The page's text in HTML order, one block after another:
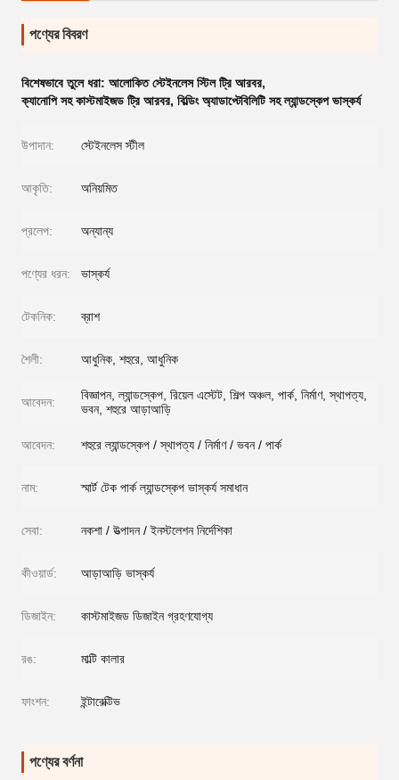
পণ্যের বিবরণ
বিশেষভাবে তুলে ধরা: আলোকিত স্টেইনলেস স্টিল ট্রি আরবর,
ক্যানোপি সহ কাস্টমাইজড ট্রি আরবর, বিল্ডিং অ্যাডাপ্টেবিলিটি সহ ল্যান্ডস্কেপ ভাস্কর্য
উপাদান: স্টেইনলেস স্টীল
আকৃতি: অনিয়মিত
প্রলেপ: অন্যান্য
পণ্যের ধরন: ভাস্কর্য
টেকনিক: ব্রাশ
শৈলী: আধুনিক, শহুরে, আধুনিক
আবেদন:
বিজ্ঞাপন, ল্যান্ডস্কেপ, রিয়েল এস্টেট, শিল্প অঞ্চল, পার্ক, নির্মাণ, স্থাপত্য,
ভবন, শহুরে আড়াআড়ি
আবেদন: শহুরে ল্যান্ডস্কেপ / স্থাপত্য / নির্মাণ / ভবন / পার্ক
নাম: স্মার্ট টেক পার্ক ল্যান্ডস্কেপ ভাস্কর্য সমাধান
সেবা: নকশা / উত্পাদন / ইনস্টলেশন নির্দেশিকা
কীওয়ার্ড: আড়াআড়ি ভাস্কর্য
ডিজাইন: কাস্টমাইজড ডিজাইন গ্রহণযোগ্য
রঙ: মাল্টি কালার
ফাংশন: ইন্টারেক্টিভ
পণ্যের বর্ণনা